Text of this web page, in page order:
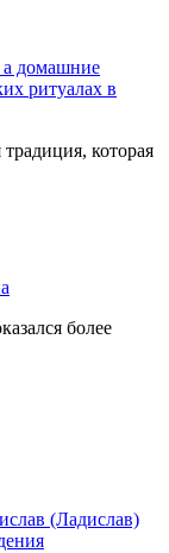
а домашние
ритуалах в
которая
более
(Ладислав)